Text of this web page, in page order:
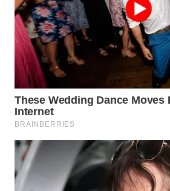
TAPANULI
SELATAN
WN
TANJUNG
LESUNG
WN
KARO
SIMALUNGUN